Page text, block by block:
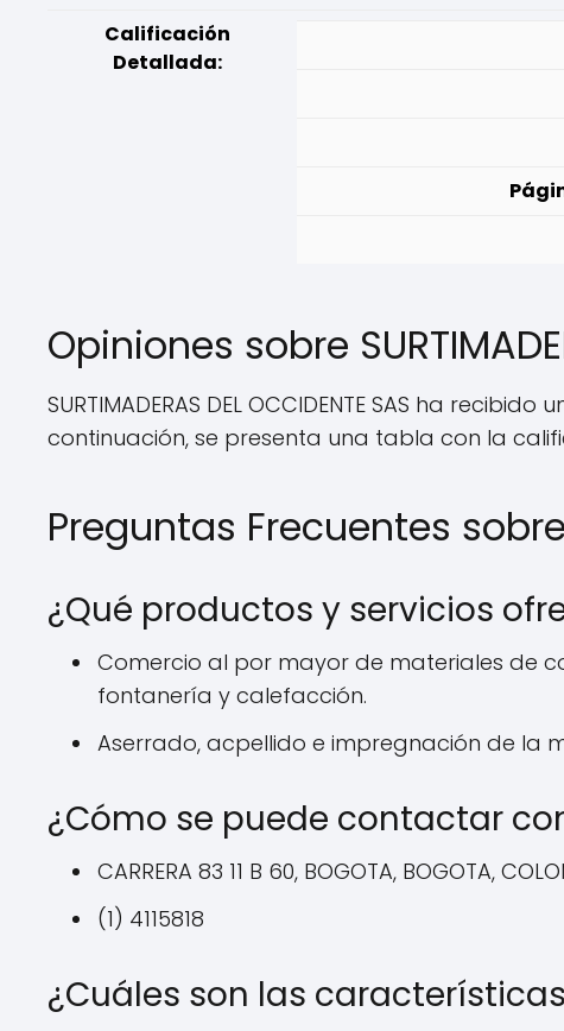
Calificación
Detallada:
Opiniones sobre
SURTIMADERAS DEL OCCIDENTE SAS ha
continuación, se presenta una tabla con la
Preguntas Frecuentes sobre
¿Qué productos y servicios
Comercio al por mayor de materiales de
fontanería y calefacción.
Aserrado, acpellido e impregnación de la
¿Cómo se puede contactar
CARRERA 83 11 B 60, BOGOTA, BOGOTA,
(1) 4115818
¿Cuáles son las